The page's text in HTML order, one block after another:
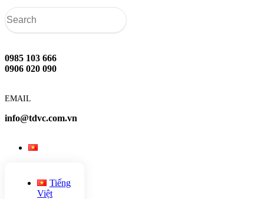
0985 103 666
0906 020 090
EMAIL
info@tdvc.com.vn
Tiếng
Việt